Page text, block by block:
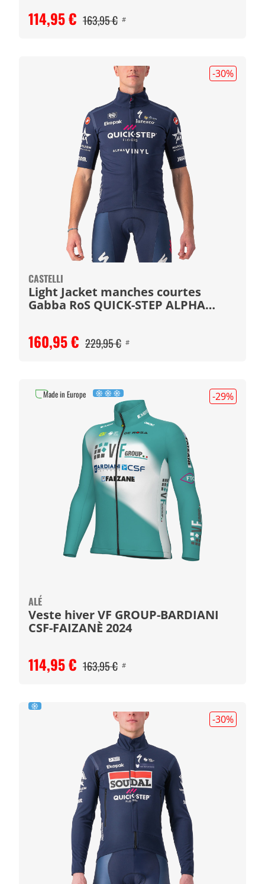
114,95 € 163,95 € #
-30%
CASTELLI
Light Jacket manches courtes
Gabba RoS QUICK-STEP ALPHA
160,95 € 229,95 € #
-29%
ALÉ
Veste hiver VF GROUP-BARDIANI
CSF-FAIZANÈ 2024
114,95 € 163,95 € #
Made in Europe
-30%